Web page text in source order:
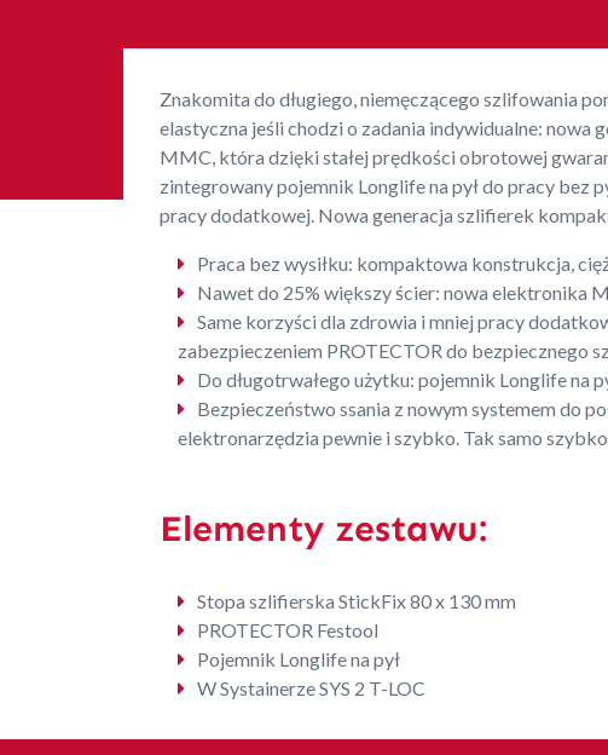
Znakomita do długiego, niemęczącego szlifowania
elastyczna jeśli chodzi o zadania indywidualne: nowa
MMC, która dzięki stałej prędkości obrotowej
zintegrowany pojemnik Longlife na pył do pracy bez
pracy dodatkowej. Nowa generacja szlifierek
Praca bez wysiłku: kompaktowa konstrukcja,
Nawet do 25% większy ścier: nowa elektronika
Same korzyści dla zdrowia i mniej pracy
zabezpieczeniem PROTECTOR do bezpiecznego
Do długotrwałego użytku: pojemnik Longlife na
Bezpieczeństwo ssania z nowym systemem do
elektronarzędzia pewnie i szybko. Tak samo
Elementy zestawu:
Stopa szlifierska StickFix 80 x 130 mm
PROTECTOR Festool
Pojemnik Longlife na pył
W Systainerze SYS 2 T-LOC